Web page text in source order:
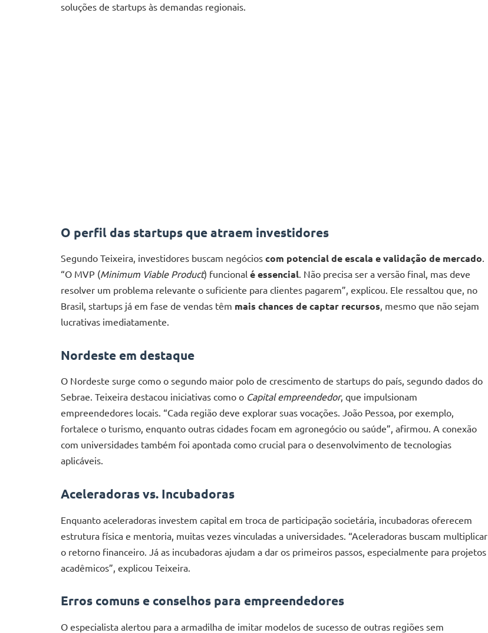
soluções de startups às demandas regionais.
O perfil das startups que atraem investidores
Segundo Teixeira, investidores buscam negócios com potencial de escala e validação de mercado.
“O MVP (Minimum Viable Product) funcional é essencial. Não precisa ser a versão final, mas deve
resolver um problema relevante o suficiente para clientes pagarem”, explicou. Ele ressaltou que, no
Brasil, startups já em fase de vendas têm mais chances de captar recursos, mesmo que não sejam
lucrativas imediatamente.
Nordeste em destaque
O Nordeste surge como o segundo maior polo de crescimento de startups do país, segundo dados do
Sebrae. Teixeira destacou iniciativas como o Capital empreendedor, que impulsionam
empreendedores locais. “Cada região deve explorar suas vocações. João Pessoa, por exemplo,
fortalece o turismo, enquanto outras cidades focam em agronegócio ou saúde”, afirmou. A conexão
com universidades também foi apontada como crucial para o desenvolvimento de tecnologias
aplicáveis.
Aceleradoras vs. Incubadoras
Enquanto aceleradoras investem capital em troca de participação societária, incubadoras oferecem
estrutura física e mentoria, muitas vezes vinculadas a universidades. “Aceleradoras buscam multiplicar
o retorno financeiro. Já as incubadoras ajudam a dar os primeiros passos, especialmente para projetos
acadêmicos”, explicou Teixeira.
Erros comuns e conselhos para empreendedores
O especialista alertou para a armadilha de imitar modelos de sucesso de outras regiões sem